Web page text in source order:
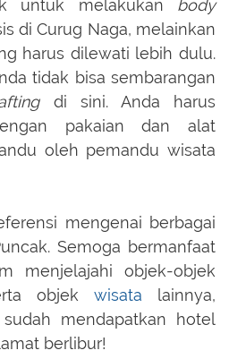
untuk melakukan body
di Curug Naga, melainkan
harus dilewati lebih dulu.
tidak bisa sembarangan
di sini. Anda harus
pakaian dan alat
oleh pemandu wisata
mengenai berbagai
Semoga bermanfaat
menjelajahi objek-objek
objek wisata lainnya,
mendapatkan hotel
berlibur!